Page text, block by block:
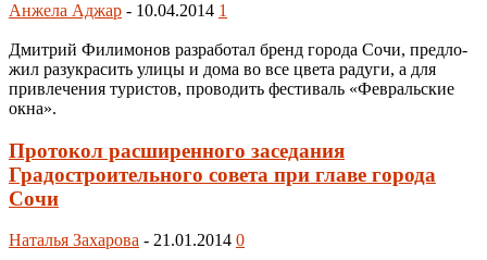
Анжела Аджар - 10.04.2014 1
Дмитрий Филимонов раз­ра­бо­тал бренд го­ро­да Сочи, пред­ло­
жил ра­зук­ра­сить ули­цы и до­ма во все цве­та ра­ду­ги, а для
прив­ле­че­ния ту­рис­тов, про­во­дить фес­ти­валь «Фев­раль­ские
ок­на».
Протокол расширенного заседания
Градостроительного совета при главе города
Сочи
Наталья Захарова - 21.01.2014 0